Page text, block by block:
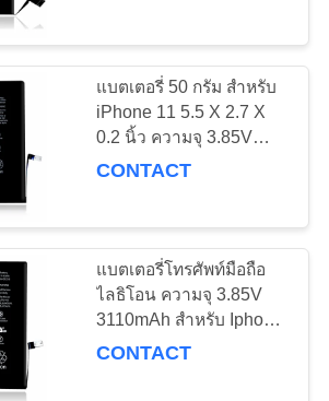
ลี่ยนแบตเตอรี่
Iphone 11
14
อรี่สําหรับ
12
แบตเตอรี่ 50 กรัม สําหรับ
iPhone 11 5.5 X 2.7 X
0.2 นิ้ว ความจุ 3.85V
3110mAh
CONTACT
แบตเตอรี่โทรศัพท์มือถือ
ไลธิโอน ความจุ 3.85V
3110mAh สําหรับ Iphone
11
CONTACT